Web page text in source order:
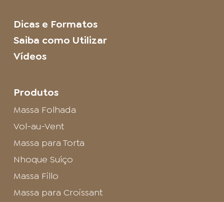
Dicas e Formatos
Saiba como Utilizar
Vídeos
Produtos
Massa Folhada
Vol-au-Vent
Massa para Torta
Nhoque Suíço
Massa Fillo
Massa para Croissant